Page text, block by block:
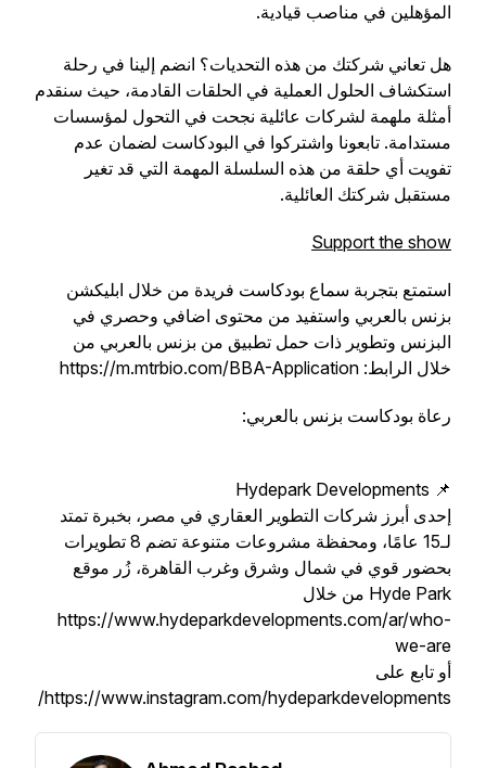
المؤهلين في مناصب قيادية.
هل تعاني شركتك من هذه التحديات؟ انضم إلينا في رحلة
استكشاف الحلول العملية في الحلقات القادمة، حيث سنقدم
أمثلة ملهمة لشركات عائلية نجحت في التحول لمؤسسات
مستدامة. تابعونا واشتركوا في البودكاست لضمان عدم
تفويت أي حلقة من هذه السلسلة المهمة التي قد تغير
مستقبل شركتك العائلية.
Support the show
استمتع بتجربة سماع بودكاست فريدة من خلال ابليكشن
بزنس بالعربي واستفيد من محتوى اضافي وحصري في
البزنس وتطوير ذات حمل تطبيق من بزنس بالعربي من
خلال الرابط: https://m.mtrbio.com/BBA-Application
رعاة بودكاست بزنس بالعربي:
📌 Hydepark Developments
إحدى أبرز شركات التطوير العقاري في مصر، بخبرة تمتد
لـ15 عامًا، ومحفظة مشروعات متنوعة تضم 8 تطويرات
بحضور قوي في شمال وشرق وغرب القاهرة، زُر موقع
Hyde Park من خلال
https://www.hydeparkdevelopments.com/ar/who-
we-are
أو تابع على
https://www.instagram.com/hydeparkdevelopments/